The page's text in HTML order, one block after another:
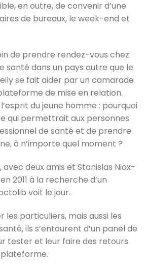
en outre, de convenir d’une
de bureaux, le week-end et
de prendre rendez-vous chez
santé dans un pays autre que le
se fait aider par un camarade
de mise en relation.
du jeune homme : pourquoi
qui permettrait aux personnes
de santé et de prendre
à n’importe quel moment ?
avec deux amis et Stanislas Niox-
2011 à la recherche d’un
voit le jour.
les particuliers, mais aussi les
ils s’entourent d’un panel de
tester et leur faire des retours